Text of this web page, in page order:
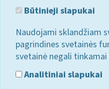
Būtinieji slapukai
Naudojami sklandžiam
pagrindines svetainės
svetainė negali
Analitiniai slapukai